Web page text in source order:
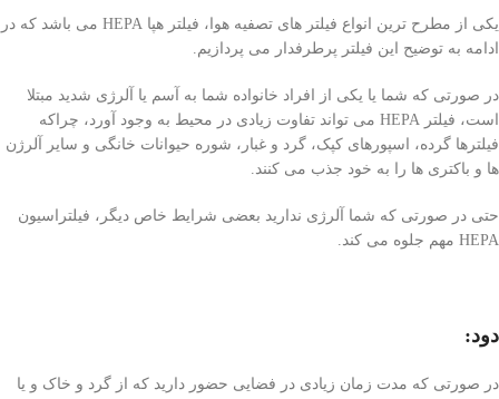
یکی از مطرح ترین انواع فیلتر های تصفیه هوا، فیلتر هپا HEPA می باشد که در
ادامه به توضیح این فیلتر پرطرفدار می پردازیم.
در صورتی که شما یا یکی از افراد خانواده شما به آسم یا آلرژی شدید مبتلا
است، فیلتر HEPA می تواند تفاوت زیادی در محیط به وجود آورد، چراکه
فیلترها گرده، اسپورهای کپک، گرد و غبار، شوره حیوانات خانگی و سایر آلرژن
ها و باکتری ها را به خود جذب می کنند.
حتی در صورتی که شما آلرژی ندارید بعضی شرایط خاص دیگر، فیلتراسیون
HEPA مهم جلوه می کند.
دود:
در صورتی که مدت زمان زیادی در فضایی حضور دارید که از گرد و خاک و یا